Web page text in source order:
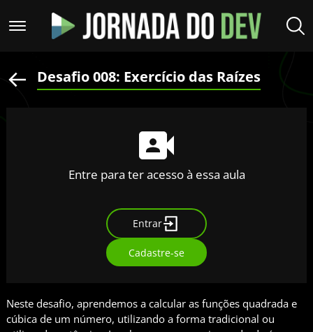
Desafio 008: Exercício das Raízes
Entre para ter acesso à essa aula
Entrar
Cadastre-se
Neste desafio, aprendemos a calcular as funções quadrada e
cúbica de um número, utilizando a forma tradicional ou